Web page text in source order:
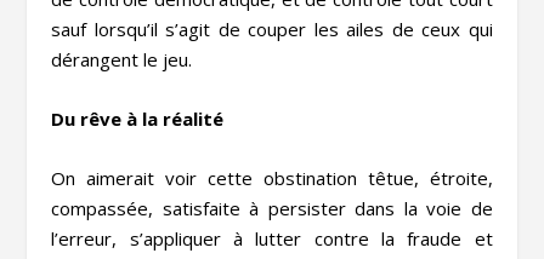
sauf lorsqu’il s’agit de couper les ailes de ceux qui
dérangent le jeu.
Du rêve à la réalité
On aimerait voir cette obstination têtue, étroite,
compassée, satisfaite à persister dans la voie de
l’erreur, s’appliquer à lutter contre la fraude et